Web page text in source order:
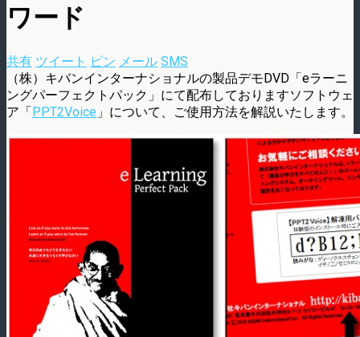
ワード
共有 ツイート ピン メール SMS
（株）キバンインターナショナルの製品デモDVD「eラーニ
ングパーフェクトパック」にて配布しておりますソフトウェ
ア「PPT2Voice 」について、ご使用方法を解説いたします。